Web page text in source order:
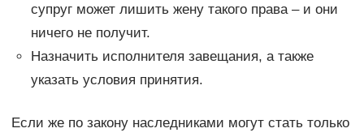
супруг может лишить жену такого права – и они
ничего не получит.
Назначить исполнителя завещания, а также
указать условия принятия.
Если же по закону наследниками могут стать только